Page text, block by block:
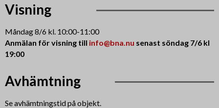
Visning
Måndag 8/6 kl. 10:00-11:00
Anmälan för visning till info@bna.nu senast söndag 7/6 kl
19:00
Avhämtning
Se avhämtningstid på objekt.